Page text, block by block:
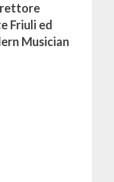
Friuli ed
Musician